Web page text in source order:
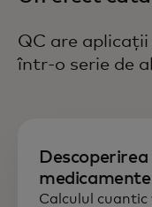
QC are
într-o serie de
Descoperirea
medicamente
Calculul